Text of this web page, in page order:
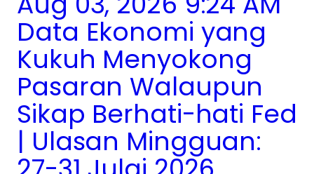
Data Ekonomi yang
Kukuh Menyokong
Pasaran Walaupun
Sikap Berhati-hati Fed
| Ulasan Mingguan: